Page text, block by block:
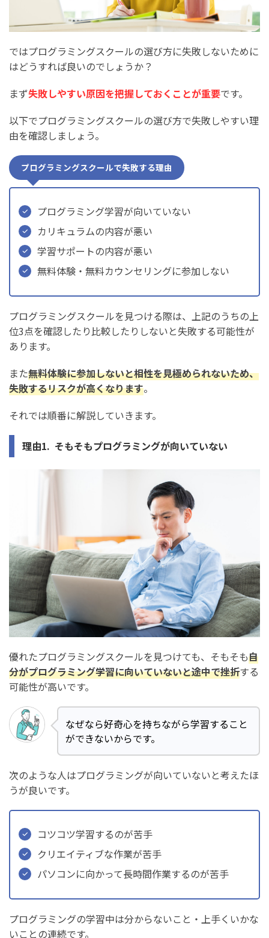
ではプログラミングスクールの選び方に失敗しないために
はどうすれば良いのでしょうか？
まず失敗しやすい原因を把握しておくことが重要です。
以下でプログラミングスクールの選び方で失敗しやすい理
由を確認しましょう。
プログラミングスクールで失敗する理由
プログラミング学習が向いていない
カリキュラムの内容が悪い
学習サポートの内容が悪い
無料体験・無料カウンセリングに参加しない
プログラミングスクールを見つける際は、上記のうちの上
位3点を確認したり比較したりしないと失敗する可能性が
あります。
また無料体験に参加しないと相性を見極められないため、
失敗するリスクが高くなります。
それでは順番に解説していきます。
理由1. そもそもプログラミングが向いていない
優れたプログラミングスクールを見つけても、そもそも自
分がプログラミング学習に向いていないと途中で挫折する
可能性が高いです。
なぜなら好奇心を持ちながら学習すること
ができないからです。
次のような人はプログラミングが向いていないと考えたほ
うが良いです。
コツコツ学習するのが苦手
クリエイティブな作業が苦手
パソコンに向かって長時間作業するのが苦手
プログラミングの学習中は分からないこと・上手くいかな
いことの連続です。